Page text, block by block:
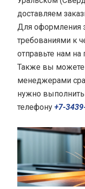
доставляем
Для оформления
требованиями к
отправьте нам на
Также вы можете
менеджерами
нужно
телефону +7-